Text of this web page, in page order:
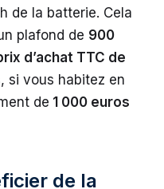
de la batterie. Cela
plafond de 900
d’achat TTC de
si vous habitez en
de 1 000 euros
de la